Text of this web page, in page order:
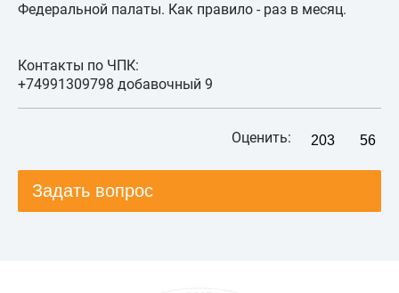
Федеральной палаты. Как правило - раз в месяц.
Контакты по ЧПК:
+74991309798 добавочный 9
Оценить: 203 56
Задать вопрос